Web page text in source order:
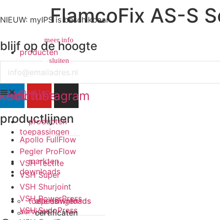
NIEUW: myIPS is beschikbaar
meer info
sluiten
sluiten
producten
markten
toepassingen
downloads
alle downloads
certificaten
services
producten
markten
toepassingen
FlamcoFix AS-S
blijf op de hoogte
YoutubeInstagram
productlijnen
Apollo FullFlow
Pegler ProFlow
VSH Tectite
VSH Super
VSH Shurjoint
VSH PowerPress
VSH SudoPress